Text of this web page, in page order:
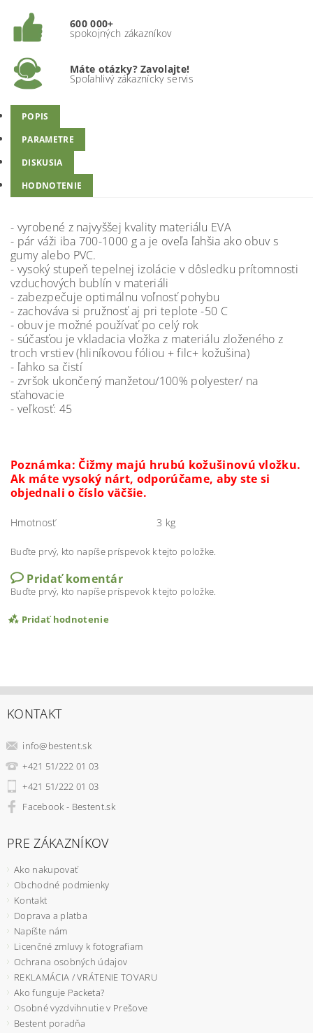
600 000+
spokojných zákazníkov
Máte otázky? Zavolajte!
Spoľahlivý zákaznícky servis
POPIS
PARAMETRE
DISKUSIA
HODNOTENIE
- vyrobené z najvyššej kvality materiálu EVA
- pár váži iba 700-1000 g a je oveľa ľahšia ako obuv s
gumy alebo PVC.
- vysoký stupeň tepelnej izolácie v dôsledku prítomnosti
vzduchových bublín v materiáli
- zabezpečuje optimálnu voľnosť pohybu
- zachováva si pružnosť aj pri teplote -50 C
- obuv je možné používať po celý rok
- súčasťou je vkladacia vložka z materiálu zloženého z
troch vrstiev (hliníkovou fóliou + filc+ kožušina)
- ľahko sa čistí
- zvršok ukončený manžetou/100% polyester/ na
sťahovacie
- veľkosť: 45
Poznámka: Čižmy majú hrubú kožušinovú vložku.
Ak máte vysoký nárt, odporúčame, aby ste si
objednali o číslo väčšie.
Hmotnosť 3 kg
Buďte prvý, kto napíše príspevok k tejto položke.
Pridať komentár
Buďte prvý, kto napíše príspevok k tejto položke.
Pridať hodnotenie
KONTAKT
info@bestent.sk
+421 51/222 01 03
+421 51/222 01 03
Facebook - Bestent.sk
PRE ZÁKAZNÍKOV
Ako nakupovať
Obchodné podmienky
Kontakt
Doprava a platba
Napíšte nám
Licenčné zmluvy k fotografiam
Ochrana osobných údajov
REKLAMÁCIA / VRÁTENIE TOVARU
Ako funguje Packeta?
Osobné vyzdvihnutie v Prešove
Bestent poradňa